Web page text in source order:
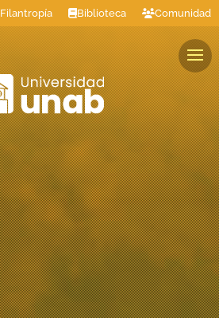
Filantropía Biblioteca Comunidad
Colaboradores Graduados